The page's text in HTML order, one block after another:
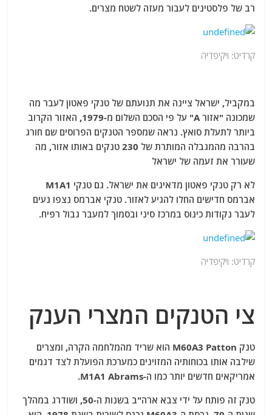
רב של פלסטינים לעבור מעזה לשטח מצרים.
קרדיט: ויקיפדיה
במקביל, ישראל ציינה את תנועתם של טנקי פאטון לעבר מה
שמכונה "אזור A" על פי הסכם השלום מ-1979, האזור הקרוב
ביותר לתעלת סואץ. נראה שמספר הטנקים הפרוסים שם חורג
בהרבה מהמגבלה המותרת של 230 טנקים באותו אזור, מה
שעורר את זעמה של ישראל
לא רק טנקי פאטון מדאיגים את ישראל. גם טנקי M1A1
אברמס חדישים החלו להגיע לאזור. טנקי אברמס נצפו נעים
לעבר נקודות כינוס במרכז סיני ובסמוך למעבר גבול רפיח.
קרדיט: ויקיפדיה
צי הטנקים המצרי הענק
טנק M60A3 Patton הוא שריד מהמלחמה הקרה, ומצרים
שילבה אותו בכוחותיה המזוינים כמערכת הפועלת לצד דגמים
אמריקאים חדשים יותר כמו ה-M1A1 Abrams.
טנק זה פותח על ידי צבא ארה"ב בשנות ה-50, ושודרג במהלך